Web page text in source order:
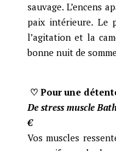
sauvage. L’encens
paix intérieure. Le
l’agitation et la
bonne nuit de
♡ Pour une
De stress muscle
€
Vos muscles